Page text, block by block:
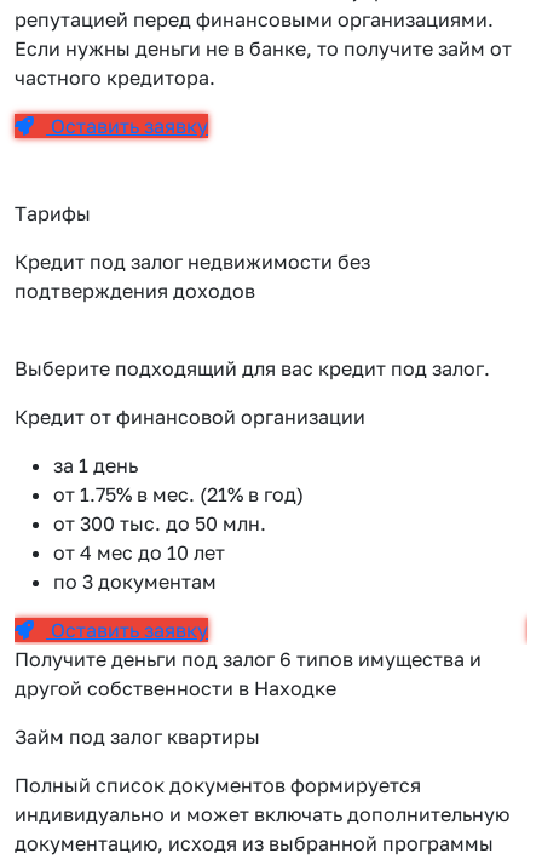
репутацией перед финансовыми организациями.
Если нужны деньги не в банке, то получите займ от
частного кредитора.
Оставить заявку
Тарифы
Кредит под залог недвижимости без
подтверждения доходов
Выберите подходящий для вас кредит под залог.
Кредит от финансовой организации
за 1 день
от 1.75% в мес. (21% в год)
от 300 тыс. до 50 млн.
от 4 мес до 10 лет
по 3 документам
Оставить заявку
Получите деньги под залог 6 типов имущества и
другой собственности в Находке
Займ под залог квартиры
Полный список документов формируется
индивидуально и может включать дополнительную
документацию, исходя из выбранной программы